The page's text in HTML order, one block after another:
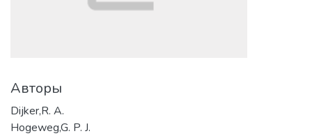
Авторы
Dijker,R. A.
Hogeweg,G. P. J.